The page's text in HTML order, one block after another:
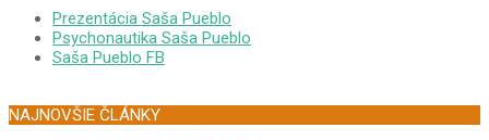
Prezentácia Saša Pueblo
Psychonautika Saša Pueblo
Saša Pueblo FB
NAJNOVŠIE ČLÁNKY